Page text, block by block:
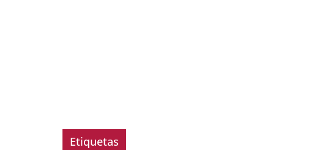
Etiquetas